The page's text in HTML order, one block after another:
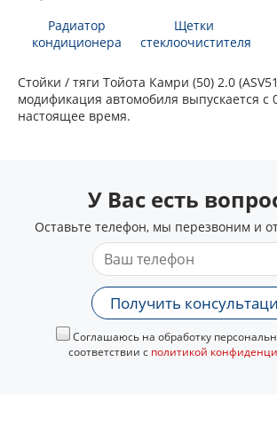
Радиатор
кондиционера
Щетки
стеклоочистителя
Стойки / тяги Тойота Камри (50) 2.0
модификация автомобиля выпускается с
настоящее время.
У Вас есть
Оставьте телефон, мы перезвоним и
Получить
Соглашаюсь на обработку
соответствии с политикой